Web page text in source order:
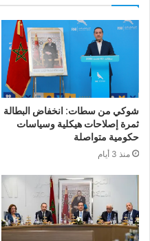
شوكي من سطات: انخفاض البطالة
ثمرة إصلاحات هيكلية وسياسات
حكومية متواصلة
منذ 3 أيام